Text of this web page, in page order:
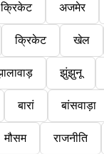
अजमेर
क्रिकेट खेल
झुंझुनू
बारां बांसवाड़ा
मौसम राजनीति